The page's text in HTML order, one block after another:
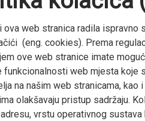
ova web stranica radila
(eng. cookies). Prema
ove web stranice imate
funkcionalnosti web mjesta koje
na našim web stranicama,
olakšavaju pristup sadržaju.
vrstu operativnog